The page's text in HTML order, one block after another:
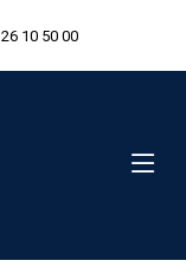
26 10 50 00